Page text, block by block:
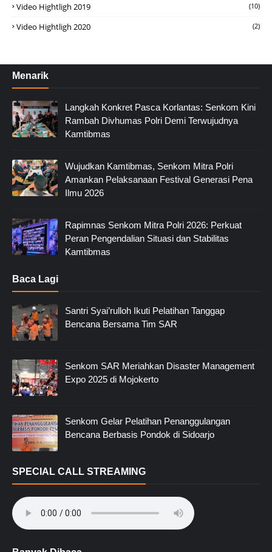
Video Hightligh 2019 (10)
Video Hightligh 2020 (2)
Menarik
Langkah Konkret Pasca Korlantas: Senkom Kini
Rambah Divhumas Polri Demi Terwujudnya
Kamtibmas
Wujudkan Kamtibmas, Senkom Mitra Polri
Amankan Pelaksanaan Festival Generasi Pena
Ilmu 2026
Rapimnas Senkom Mitra Polri 2026: Perkuat
Peran Pengendalian Situasi dan Stabilitas
Kamtibmas
Baca Lagi
Santri Syai’rulloh Ikuti Pelatihan Tanggap
Bencana Bersama Tim SAR
Senkom SAR Meriahkan Disaster Management
Expo 2025 di Mojokerto
Senkom Gelar Pelatihan Penanggulangan
Bencana Berbasis Pondok di Sidoarjo
SPECIAL CALL STREAMING